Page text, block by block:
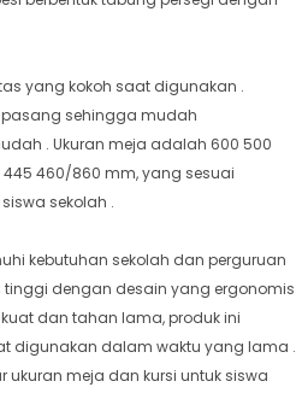
yang kokoh saat digunakan .
sehingga mudah
. Ukuran meja adalah 600 500
460/860 mm, yang sesuai
sekolah .
kebutuhan sekolah dan perguruan
dengan desain yang ergonomis
dan tahan lama, produk ini
digunakan dalam waktu yang lama .
meja dan kursi untuk siswa